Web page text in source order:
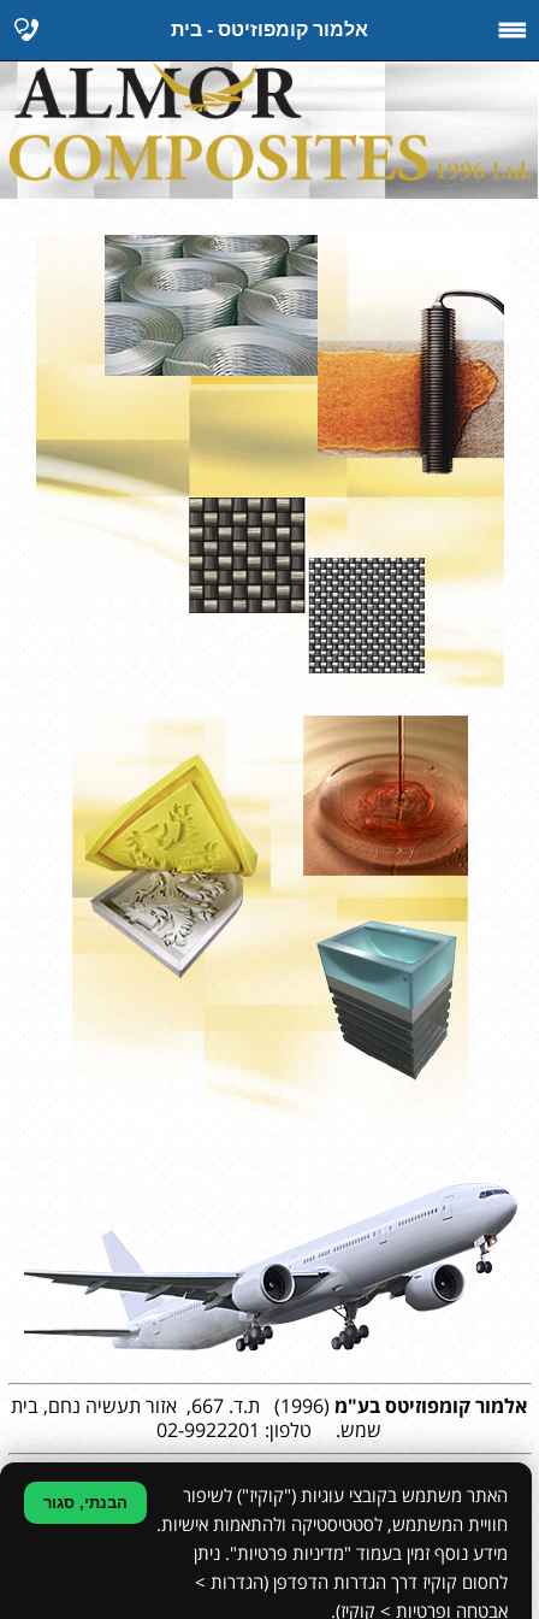
אלמור קומפוזיטס - בית
אלמור קומפוזיטסבע"מ
(1996) ת.ד. 667, אזור תעשיה נחם, בית
שמש. טלפון: 02-9922201
עיצוב גרפי:סטודיו עדנה ריקלין |הצהרת נגישות|
האתר משתמש בקובצי עוגיות ("קוקיז") לשיפור
חוויית המשתמש, לסטטיסטיקה ולהתאמות אישיות.
מידע נוסף זמין בעמוד "מדיניות פרטיות". ניתן
לחסום קוקיז דרך הגדרות הדפדפן (הגדרות >
אבטחה ופרטיות > קוקיז).
הבנתי, סגור
הקמת אתרים